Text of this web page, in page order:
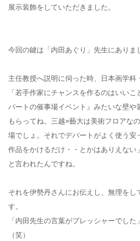
展示装飾をしていただきました。
今回の鍵は「内田あぐり」先生にありま
主任教授へ説明に伺った時、日本画学科
「若手作家にチャンスを作るのはいい
パートの催事場イベント』みたいな壁や
もらってね。三越×藝大は美術フロアな
場でしょ。それでデパートがよく使う安
作品をかけるだけ・・とかはありえない」
と言われたんですね。
それを伊勢丹さんにお伝えし、無理をし
す。
「内田先生の言葉がプレッシャーでし
（笑）